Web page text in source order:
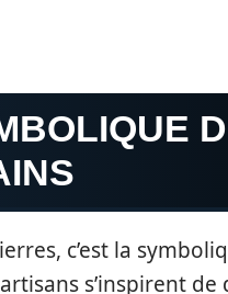
c’est la
s’inspirent